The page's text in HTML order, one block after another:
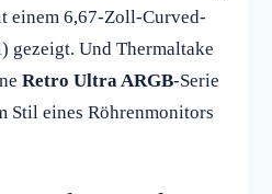
einem 6,67-Zoll-Curved-
gezeigt. Und Thermaltake
Retro Ultra ARGB-Serie
Stil eines Röhrenmonitors